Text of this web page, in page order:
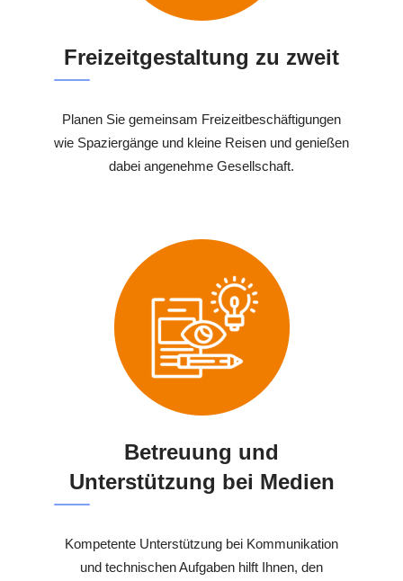
Freizeitgestaltung zu zweit
Planen Sie gemeinsam Freizeitbeschäftigungen
wie Spaziergänge und kleine Reisen und genießen
dabei angenehme Gesellschaft.
Betreuung und
Unterstützung bei Medien
Kompetente Unterstützung bei Kommunikation
und technischen Aufgaben hilft Ihnen, den